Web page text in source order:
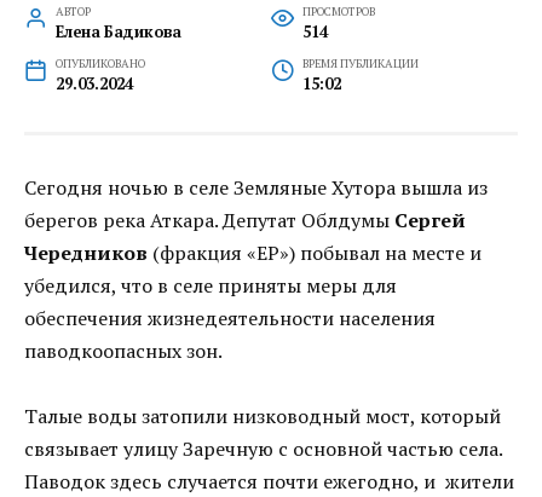
АВТОР
Елена Бадикова
ПРОСМОТРОВ
514
ОПУБЛИКОВАНО
29.03.2024
ВРЕМЯ ПУБЛИКАЦИИ
15:02
Сегодня ночью в селе Земляные Хутора вышла из
берегов река Аткара. Депутат Облдумы Сергей
Чередников (фракция «ЕР») побывал на месте и
убедился, что в селе приняты меры для
обеспечения жизнедеятельности населения
паводкоопасных зон.
Талые воды затопили низководный мост, который
связывает улицу Заречную с основной частью села.
Паводок здесь случается почти ежегодно, и жители